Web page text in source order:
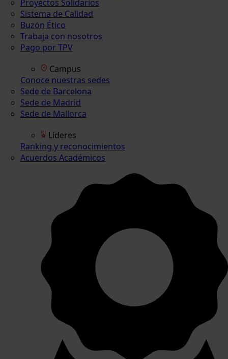
Proyectos Solidarios
Sistema de Calidad
Buzón Ético
Trabaja con nosotros
Pago por TPV
Campus
Conoce nuestras sedes
Sede de Barcelona
Sede de Madrid
Sede de Mallorca
Líderes
Ranking y reconocimientos
Acuerdos Académicos